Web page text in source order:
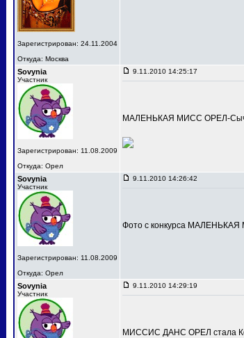
Зарегистрирован: 24.11.2004
Откуда: Москва
Sovynia
Участник
Зарегистрирован: 11.08.2009
Откуда: Орел
9.11.2010 14:25:17
МАЛЕНЬКАЯ МИСС ОРЕЛ-
Sovynia
Участник
Зарегистрирован: 11.08.2009
Откуда: Орел
9.11.2010 14:26:42
Фото с конкурса МАЛЕНЬКАЯ
Sovynia
Участник
9.11.2010 14:29:19
МИССИС ДАНС ОРЕЛ стала